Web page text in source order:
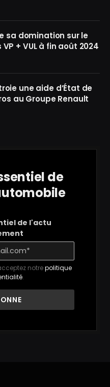
sa domination sur le
+ VUL à fin août 2024
une aide d’État de
au Groupe Renault
de
de l'actu
notrepolitique
.